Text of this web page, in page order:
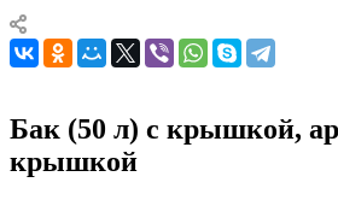
Бак (50 л) с крышкой,
крышкой